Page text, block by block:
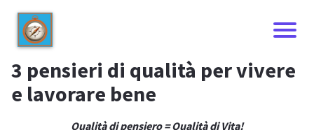
3 pensieri di qualità per vivere
e lavorare bene
Qualità di pensiero = Qualità di Vita!